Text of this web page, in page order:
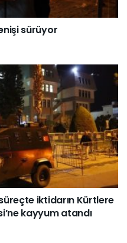
sürüyor
iktidarın Kürtlere
kayyum atandı